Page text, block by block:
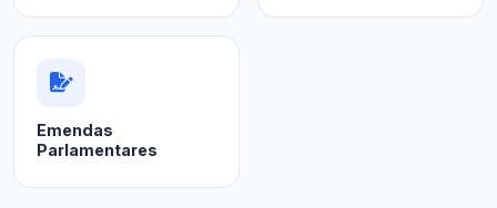
Emendas
Parlamentares